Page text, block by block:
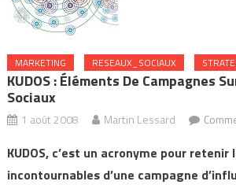
MARKETING RESEAUX_SOCIAUX
KUDOS : Éléments De Campagnes
Sociaux
1 août 2008 Martin Lessard
KUDOS, c’est un acronyme pour
incontournables d’une campagne